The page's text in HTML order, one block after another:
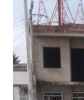
Municipio
de
Ponedera